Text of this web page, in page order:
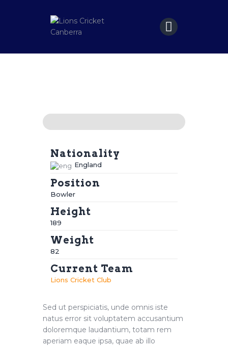
Matches
Nationality
England
Position
Bowler
Height
189
Weight
82
Current Team
Lions Cricket Club
Sed ut perspiciatis, unde omnis iste
natus error sit voluptatem accusantium
doloremque laudantium, totam rem
aperiam eaque ipsa, quae ab illo